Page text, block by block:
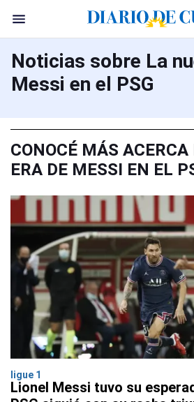
Noticias sobre La
Messi en el PSG
CONOCÉ MÁS
ERA DE MESSI EN EL
ligue 1
Lionel Messi tuvo su